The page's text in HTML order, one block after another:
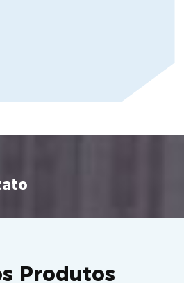
Produtos